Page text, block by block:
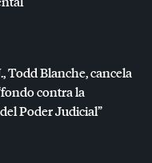
Todd Blanche, cancela
contra la
Poder Judicial”